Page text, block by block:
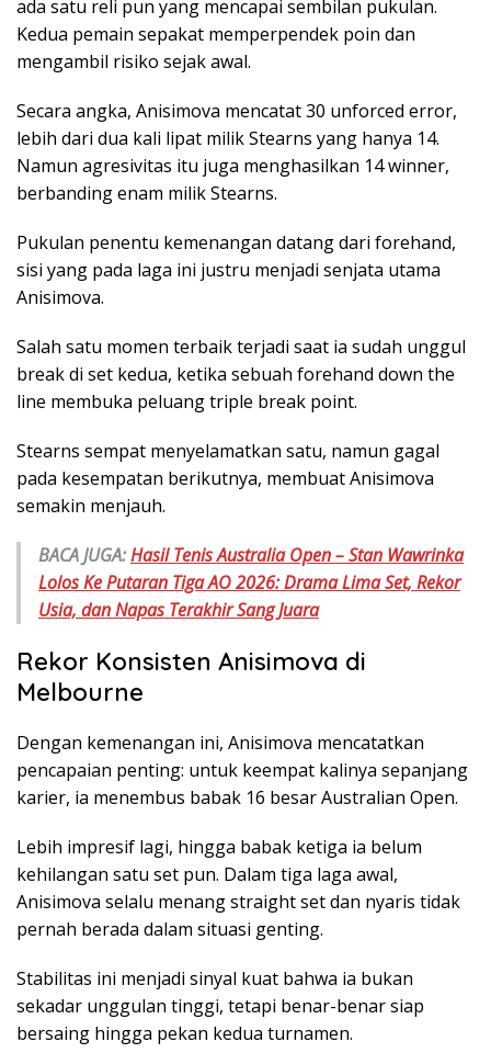
ada satu reli pun yang mencapai sembilan pukulan.
Kedua pemain sepakat memperpendek poin dan
mengambil risiko sejak awal.
Secara angka, Anisimova mencatat 30 unforced error,
lebih dari dua kali lipat milik Stearns yang hanya 14.
Namun agresivitas itu juga menghasilkan 14 winner,
berbanding enam milik Stearns.
Pukulan penentu kemenangan datang dari forehand,
sisi yang pada laga ini justru menjadi senjata utama
Anisimova.
Salah satu momen terbaik terjadi saat ia sudah unggul
break di set kedua, ketika sebuah forehand down the
line membuka peluang triple break point.
Stearns sempat menyelamatkan satu, namun gagal
pada kesempatan berikutnya, membuat Anisimova
semakin menjauh.
BACA JUGA:Hasil Tenis Australia Open – Stan Wawrinka
Lolos Ke Putaran Tiga AO 2026: Drama Lima Set, Rekor
Usia, dan Napas Terakhir Sang Juara
Rekor Konsisten Anisimova di
Melbourne
Dengan kemenangan ini, Anisimova mencatatkan
pencapaian penting: untuk keempat kalinya sepanjang
karier, ia menembus babak 16 besar Australian Open.
Lebih impresif lagi, hingga babak ketiga ia belum
kehilangan satu set pun. Dalam tiga laga awal,
Anisimova selalu menang straight set dan nyaris tidak
pernah berada dalam situasi genting.
Stabilitas ini menjadi sinyal kuat bahwa ia bukan
sekadar unggulan tinggi, tetapi benar-benar siap
bersaing hingga pekan kedua turnamen.